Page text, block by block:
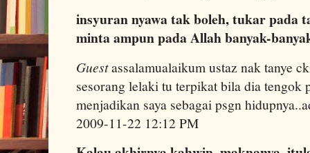
insyuran nyawa tak boleh, tukar pada
minta ampun pada Allah banyak-
Guestassalamualaikum ustaz nak tanye
sesorang lelaki tu terpikat bila dia
menjadikan saya sebagai psgn
2009-11-22 12:12 PM